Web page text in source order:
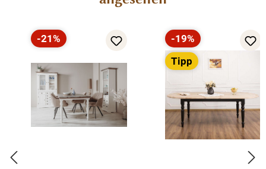
Abmessungen und Sonderanfertigungen sind möglich.
Fragen Sie uns.
Rabatt
-21%
Rabatt
-19%
Tipp